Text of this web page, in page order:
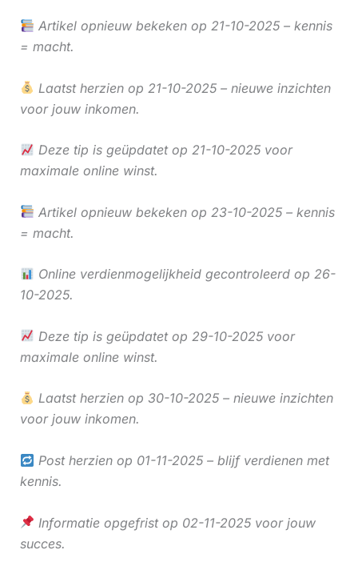
Artikel opnieuw bekeken op 21-10-2025 – kennis
= macht.
Laatst herzien op 21-10-2025 – nieuwe inzichten
voor jouw inkomen.
Deze tip is geüpdatet op 21-10-2025 voor
maximale online winst.
Artikel opnieuw bekeken op 23-10-2025 – kennis
= macht.
Online verdienmogelijkheid gecontroleerd op 26-
10-2025.
Deze tip is geüpdatet op 29-10-2025 voor
maximale online winst.
Laatst herzien op 30-10-2025 – nieuwe inzichten
voor jouw inkomen.
Post herzien op 01-11-2025 – blijf verdienen met
kennis.
Informatie opgefrist op 02-11-2025 voor jouw
succes.